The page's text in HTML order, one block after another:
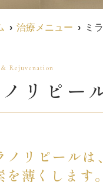
治療メニュー ミ
ノリピー
ノリピール
を薄くします。